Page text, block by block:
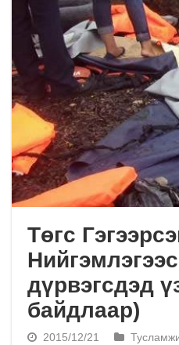
Төгс
дүрвэгсдэд
байдлаар)
2015/12/21